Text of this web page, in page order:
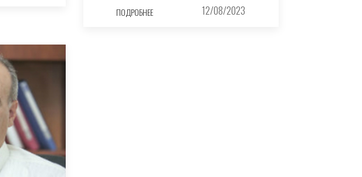
ПОДРОБНЕЕ 12/08/2023